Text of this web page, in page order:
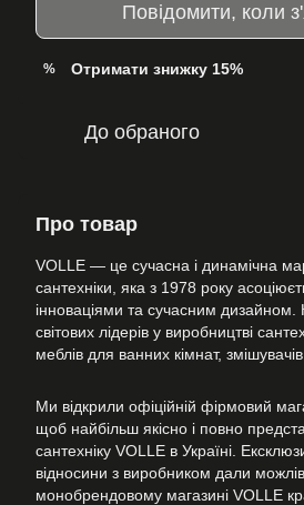
Повідомити, коли
% Отримати знижку 15%
До обраного
Про товар
VOLLE — це сучасна і динамічна
сантехніки, яка з 1978 року
інноваціями та сучасним дизайном.
світових лідерів у виробництві
меблів для ванних кімнат, змішувачів
Ми відкрили офіційній фірмовий
щоб найбільш якісно і повно
сантехніку VOLLE в Україні.
відносини з виробником дали
монобрендовому магазині VOLLE